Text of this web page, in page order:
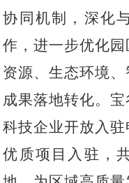
协同机制，深化
作，进一步优化
资源、生态环境
成果落地转化。
科技企业开放入驻
优质项目入驻，